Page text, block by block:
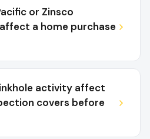
or Zinsco
a home purchase
activity affect
covers before